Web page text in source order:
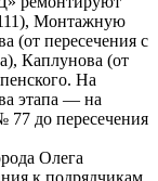
Монтажную
(от пересечения с
Каплунова (от
На
этапа — на
до пересечения
Олега
к подрядчикам